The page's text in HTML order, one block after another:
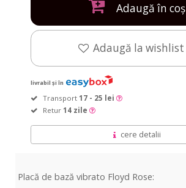
Adaugă în coș
Adaugă la wishlist
livrabil și în
Transport 17 - 25 lei
Retur 14 zile
cere detalii
Placă de bază vibrato Floyd Rose: